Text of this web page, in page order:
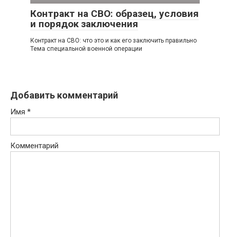
Контракт на СВО: образец, условия
и порядок заключения
Контракт на СВО: что это и как его заключить правильно
Тема специальной военной операции
Добавить комментарий
Имя *
Комментарий